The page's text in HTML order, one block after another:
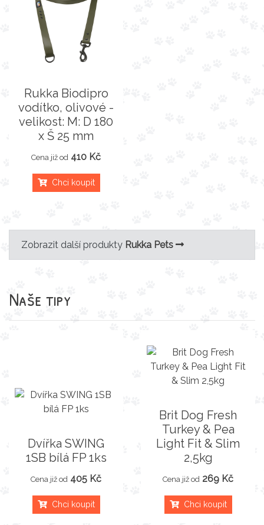
Rukka Biodipro
vodítko, olivové -
velikost: M: D 180
x Š 25 mm
Cena již od 410 Kč
Chci koupit
Zobrazit další produkty Rukka Pets
Naše tipy
Dvířka SWING
1SB bílá FP 1ks
Cena již od 405 Kč
Chci koupit
Brit Dog Fresh
Turkey & Pea
Light Fit & Slim
2,5kg
Cena již od 269 Kč
Chci koupit